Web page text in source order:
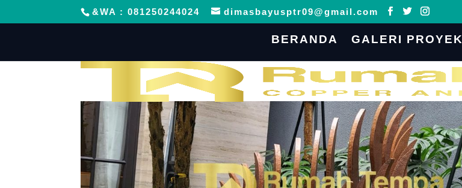
&WA : 081250244024 dimasbayusptr09@gmail.com
BERANDA GALERI PROYEK